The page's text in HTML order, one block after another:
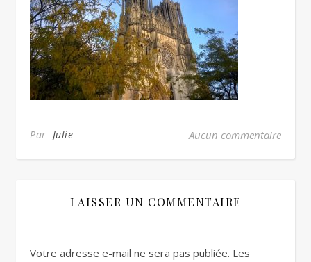
Par Julie Aucun commentaire
LAISSER UN COMMENTAIRE
Votre adresse e-mail ne sera pas publiée. Les